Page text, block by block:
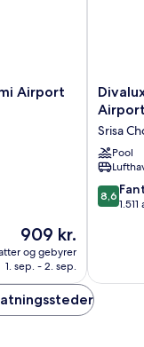
Airport
Prisen
er
909 kr.
909 kr.
og gebyrer
1. sep. - 2. sep.
Divalux
Resort
Spa
Airport
Srisa
Srisa
Pool
8.6
ud
8,6